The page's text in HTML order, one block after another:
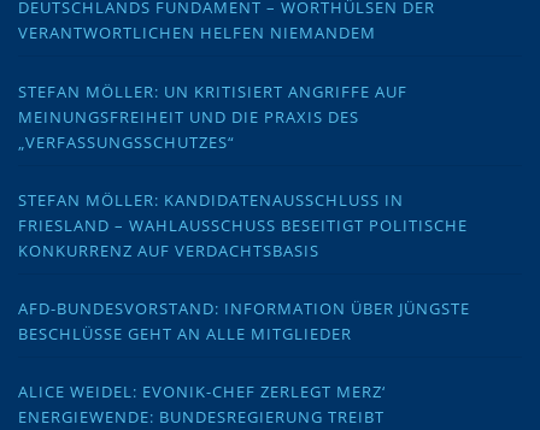
DEUTSCHLANDS FUNDAMENT – WORTHÜLSEN DER
VERANTWORTLICHEN HELFEN NIEMANDEM
STEFAN MÖLLER: UN KRITISIERT ANGRIFFE AUF
MEINUNGSFREIHEIT UND DIE PRAXIS DES
„VERFASSUNGSSCHUTZES“
STEFAN MÖLLER: KANDIDATENAUSSCHLUSS IN
FRIESLAND – WAHLAUSSCHUSS BESEITIGT POLITISCHE
KONKURRENZ AUF VERDACHTSBASIS
AFD-BUNDESVORSTAND: INFORMATION ÜBER JÜNGSTE
BESCHLÜSSE GEHT AN ALLE MITGLIEDER
ALICE WEIDEL: EVONIK-CHEF ZERLEGT MERZ‘
ENERGIEWENDE: BUNDESREGIERUNG TREIBT